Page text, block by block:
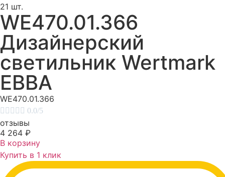
21 шт.
WE470.01.366
Дизайнерский
светильник Wertmark
EBBA
WE470.01.366
     0.0/5
отзывы
4 264 ₽
В корзину
Купить в 1 клик